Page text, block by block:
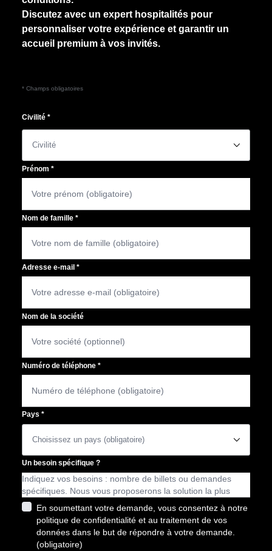
Discutez avec un expert hospitalités pour
personnaliser votre expérience et garantir un
accueil premium à vos invités.
* Champs obligatoires
Civilité *
􀆈
Prénom *
Nom de famille *
Adresse e-mail *
Nom de la société
Numéro de téléphone *
Pays *
􀆈
Un besoin spécifique ?
En soumettant votre demande, vous consentez à notre
politique de confidentialité et au traitement de vos
données dans le but de répondre à votre demande.
(obligatoire)